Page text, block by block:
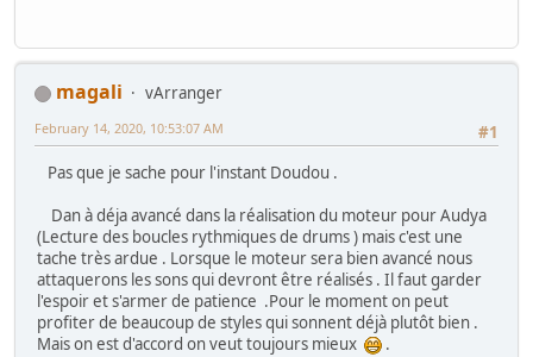
magali
vArranger
#1
February 14, 2020, 10:53:07 AM
Pas que je sache pour l'instant Doudou .
Dan à déja avancé dans la réalisation du moteur pour Audya
(Lecture des boucles rythmiques de drums ) mais c'est une
tache très ardue . Lorsque le moteur sera bien avancé nous
attaquerons les sons qui devront être réalisés . Il faut garder
l'espoir et s'armer de patience .Pour le moment on peut
profiter de beaucoup de styles qui sonnent déjà plutôt bien .
Mais on est d'accord on veut toujours mieux
.